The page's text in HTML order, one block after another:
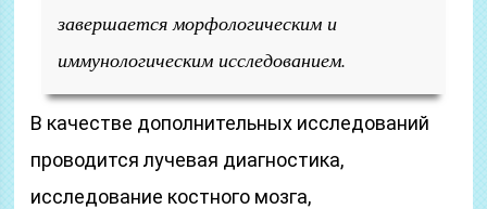
завершается морфологическим и
иммунологическим исследованием.
В качестве дополнительных исследований
проводится лучевая диагностика,
исследование костного мозга,